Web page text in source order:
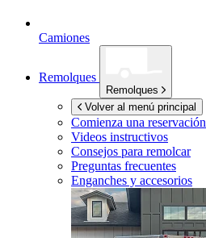
Camiones
Remolques
Remolques
Volver al menú principal
Comienza una reservación
Videos instructivos
Consejos para remolcar
Preguntas frecuentes
Enganches y accesorios